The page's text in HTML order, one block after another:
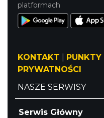
platformach
KONTAKT PUNKTY
PRYWATNOŚCI
NASZE SERWISY
Serwis Główny